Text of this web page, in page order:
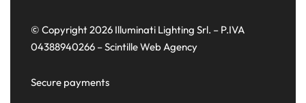
© Copyright 2026 Illuminati Lighting Srl. – P.IVA
04388940266 –Scintille Web Agency
Secure payments